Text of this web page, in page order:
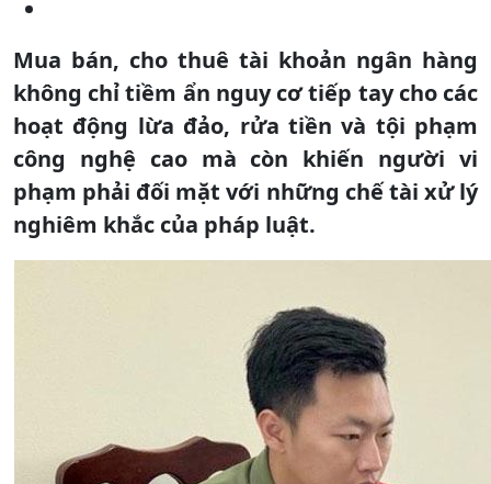
Mua bán, cho thuê tài khoản ngân hàng
không chỉ tiềm ẩn nguy cơ tiếp tay cho các
hoạt động lừa đảo, rửa tiền và tội phạm
công nghệ cao mà còn khiến người vi
phạm phải đối mặt với những chế tài xử lý
nghiêm khắc của pháp luật.